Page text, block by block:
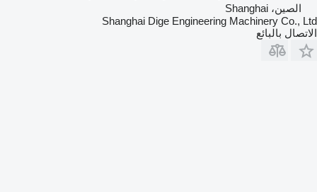
الصين، Shanghai
Shanghai Dige Engineering Machinery Co., Ltd
الاتصال بالبائع